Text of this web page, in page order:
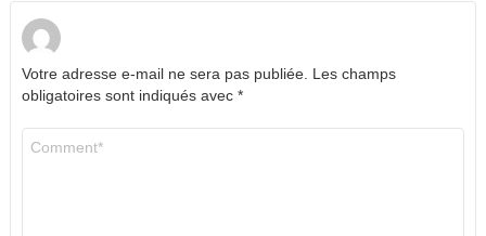
Votre adresse e-mail ne sera pas publiée. Les champs
obligatoires sont indiqués avec *